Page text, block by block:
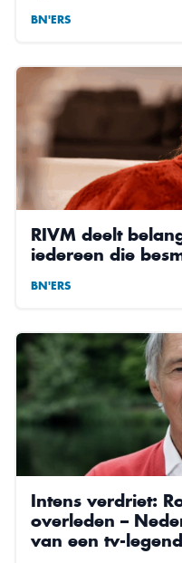
BN'ERS
RIVM deelt
iedereen die
BN'ERS
Intens verdriet:
overleden –
van een tv-